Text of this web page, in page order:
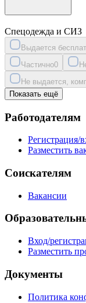
Спецодежда и СИЗ
Выдается
Частично0
Не выдается,
Показать ещё
Работодателям
Регистрация/
Разместить
Соискателям
Вакансии
Вход/
Разместить
Документы
Политика